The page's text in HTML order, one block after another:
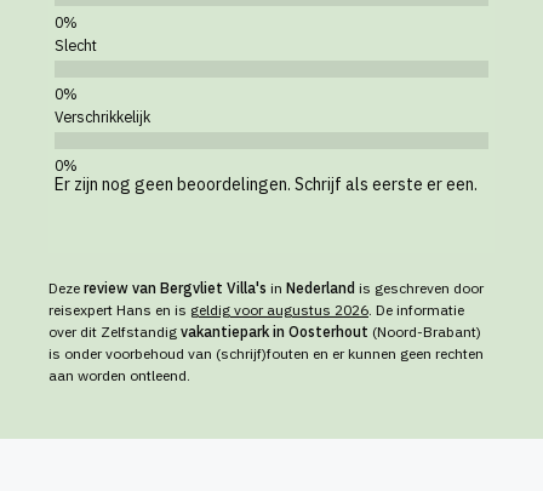
Slecht
Verschrikkelijk
Er zijn nog geen beoordelingen. Schrijf als eerste er een.
Deze review van Bergvliet Villa's in Nederland is geschreven door
reisexpert Hans en is geldig voor augustus 2026 . De informatie
over dit Zelfstandig vakantiepark in Oosterhout (Noord-Brabant)
is onder voorbehoud van (schrijf)fouten en er kunnen geen rechten
aan worden ontleend.